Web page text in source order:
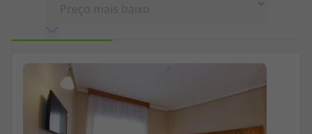
Voos + Hotel
Disneyland ® Paris
Escapadinhas